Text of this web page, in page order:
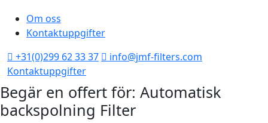
Om oss
Kontaktuppgifter
+31(0)299 62 33 37
info@jmf-filters.com
Kontaktuppgifter
Begär en offert för: Automatisk
backspolning Filter